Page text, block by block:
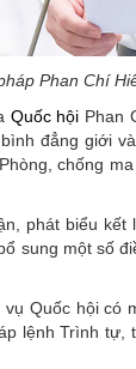
Phan Chí
Quốc hội Phan
đẳng giới
chống
phát biểu kết
sung một số
Quốc hội có
lệnh Trình